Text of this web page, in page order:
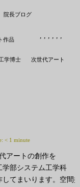
院長ブログ
, ,
作品 , ,
学博士
,
次世代アート
,
< 1 minute
アートの創作を
部システム工学科
てまいります。空間